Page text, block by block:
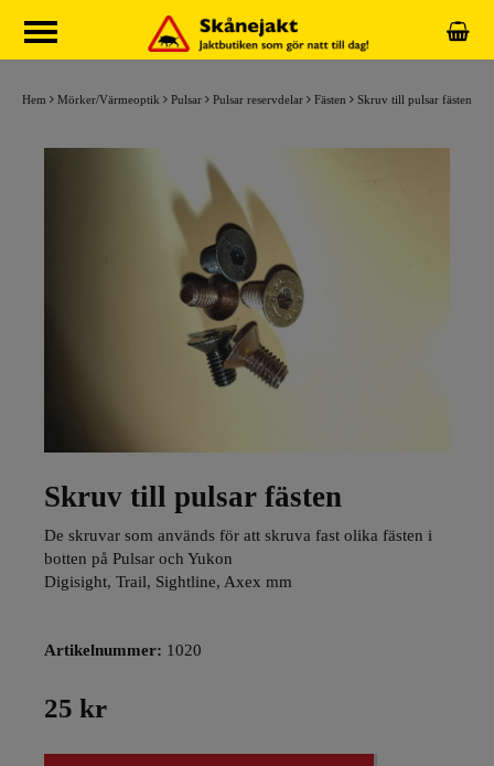
Hem Mörker/Värmeoptik Pulsar Pulsar reservdelar Fästen Skruv till pulsar fästen
Skruv till pulsar fästen
De skruvar som används för att skruva fast olika fästen i
botten på Pulsar och Yukon
Digisight, Trail, Sightline, Axex mm
Artikelnummer: 1020
25 kr